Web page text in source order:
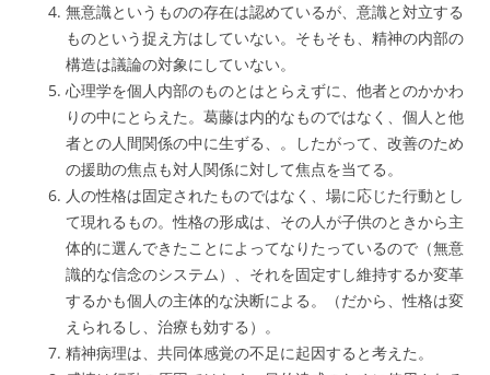
無意識というものの存在は認めているが、意識と対立する
ものという捉え方はしていない。そもそも、精神の内部の
構造は議論の対象にしていない。
心理学を個人内部のものとはとらえずに、他者とのかかわ
りの中にとらえた。葛藤は内的なものではなく、個人と他
者との人間関係の中に生ずる、。したがって、改善のため
の援助の焦点も対人関係に対して焦点を当てる。
人の性格は固定されたものではなく、場に応じた行動とし
て現れるもの。性格の形成は、その人が子供のときから主
体的に選んできたことによってなりたっているので（無意
識的な信念のシステム）、それを固定すし維持するか変革
するかも個人の主体的な決断による。（だから、性格は変
えられるし、治療も効する）。
精神病理は、共同体感覚の不足に起因すると考えた。